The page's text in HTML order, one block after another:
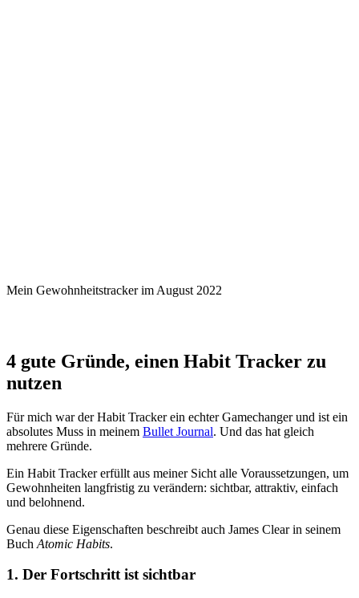
Mein Gewohnheitstracker im August 2022
4 gute Gründe, einen Habit Tracker zu
nutzen
Für mich war der Habit Tracker ein echter Gamechanger und ist ein
absolutes Muss in meinem Bullet Journal. Und das hat gleich
mehrere Gründe.
Ein Habit Tracker erfüllt aus meiner Sicht alle Voraussetzungen, um
Gewohnheiten langfristig zu verändern: sichtbar, attraktiv, einfach
und belohnend.
Genau diese Eigenschaften beschreibt auch James Clear in seinem
Buch Atomic Habits.
1. Der Fortschritt ist sichtbar